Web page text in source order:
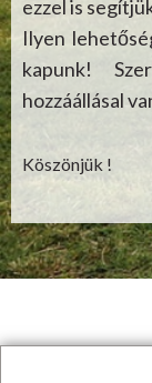
ezzel is
Ilyen
kapunk!
hozzáállásal
Köszönjük !